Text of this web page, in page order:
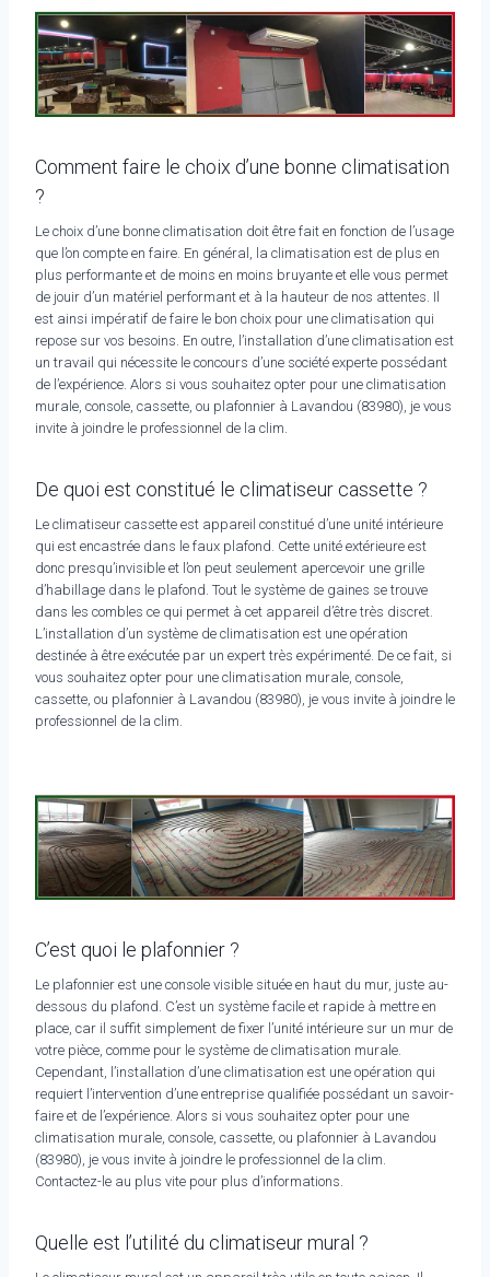
Comment faire le choix d’une bonne climatisation
?
Le choix d’une bonne climatisation doit être fait en fonction de l’usage
que l’on compte en faire. En général, la climatisation est de plus en
plus performante et de moins en moins bruyante et elle vous permet
de jouir d’un matériel performant et à la hauteur de nos attentes. Il
est ainsi impératif de faire le bon choix pour une climatisation qui
repose sur vos besoins. En outre, l’installation d’une climatisation est
un travail qui nécessite le concours d’une société experte possédant
de l’expérience. Alors si vous souhaitez opter pour une climatisation
murale, console, cassette, ou plafonnier à Lavandou (83980), je vous
invite à joindre le professionnel de la clim.
De quoi est constitué le climatiseur cassette ?
Le climatiseur cassette est appareil constitué d’une unité intérieure
qui est encastrée dans le faux plafond. Cette unité extérieure est
donc presqu’invisible et l’on peut seulement apercevoir une grille
d’habillage dans le plafond. Tout le système de gaines se trouve
dans les combles ce qui permet à cet appareil d’être très discret.
L’installation d’un système de climatisation est une opération
destinée à être exécutée par un expert très expérimenté. De ce fait, si
vous souhaitez opter pour une climatisation murale, console,
cassette, ou plafonnier à Lavandou (83980), je vous invite à joindre le
professionnel de la clim.
C’est quoi le plafonnier ?
Le plafonnier est une console visible située en haut du mur, juste au-
dessous du plafond. C’est un système facile et rapide à mettre en
place, car il suffit simplement de fixer l’unité intérieure sur un mur de
votre pièce, comme pour le système de climatisation murale.
Cependant, l’installation d’une climatisation est une opération qui
requiert l’intervention d’une entreprise qualifiée possédant un savoir-
faire et de l’expérience. Alors si vous souhaitez opter pour une
climatisation murale, console, cassette, ou plafonnier à Lavandou
(83980), je vous invite à joindre le professionnel de la clim.
Contactez-le au plus vite pour plus d’informations.
Quelle est l’utilité du climatiseur mural ?